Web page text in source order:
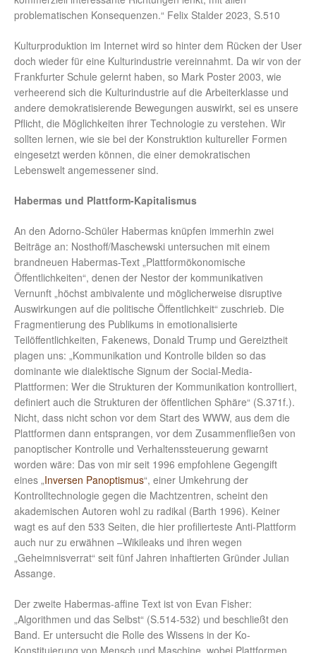
problematischen Konsequenzen.“ Felix Stalder 2023, S.510
Kulturproduktion im Internet wird so hinter dem Rücken der User
doch wieder für eine Kulturindustrie vereinnahmt. Da wir von der
Frankfurter Schule gelernt haben, so Mark Poster 2003, wie
verheerend sich die Kulturindustrie auf die Arbeiterklasse und
andere demokratisierende Bewegungen auswirkt, sei es unsere
Pflicht, die Möglichkeiten ihrer Technologie zu verstehen. Wir
sollten lernen, wie sie bei der Konstruktion kultureller Formen
eingesetzt werden können, die einer demokratischen
Lebenswelt angemessener sind.
Habermas und Plattform-Kapitalismus
An den Adorno-Schüler Habermas knüpfen immerhin zwei
Beiträge an: Nosthoff/Maschewski untersuchen mit einem
brandneuen Habermas-Text „Plattformökonomische
Öffentlichkeiten“, denen der Nestor der kommunikativen
Vernunft „höchst ambivalente und möglicherweise disruptive
Auswirkungen auf die politische Öffentlichkeit“ zuschrieb. Die
Fragmentierung des Publikums in emotionalisierte
Teilöffentlichkeiten, Fakenews, Donald Trump und Gereiztheit
plagen uns: „Kommunikation und Kontrolle bilden so das
dominante wie dialektische Signum der Social-Media-
Plattformen: Wer die Strukturen der Kommunikation kontrolliert,
definiert auch die Strukturen der öffentlichen Sphäre“ (S.371f.).
Nicht, dass nicht schon vor dem Start des WWW, aus dem die
Plattformen dann entsprangen, vor dem Zusammenfließen von
panoptischer Kontrolle und Verhaltenssteuerung gewarnt
worden wäre: Das von mir seit 1996 empfohlene Gegengift
eines „Inversen Panoptismus“, einer Umkehrung der
Kontrolltechnologie gegen die Machtzentren, scheint den
akademischen Autoren wohl zu radikal (Barth 1996). Keiner
wagt es auf den 533 Seiten, die hier profilierteste Anti-Plattform
auch nur zu erwähnen –Wikileaks und ihren wegen
„Geheimnisverrat“ seit fünf Jahren inhaftierten Gründer Julian
Assange.
Der zweite Habermas-affine Text ist von Evan Fisher:
„Algorithmen und das Selbst“ (S.514-532) und beschließt den
Band. Er untersucht die Rolle des Wissens in der Ko-